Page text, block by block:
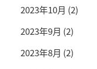
2023年10月 (2)
2023年9月 (2)
2023年8月 (2)